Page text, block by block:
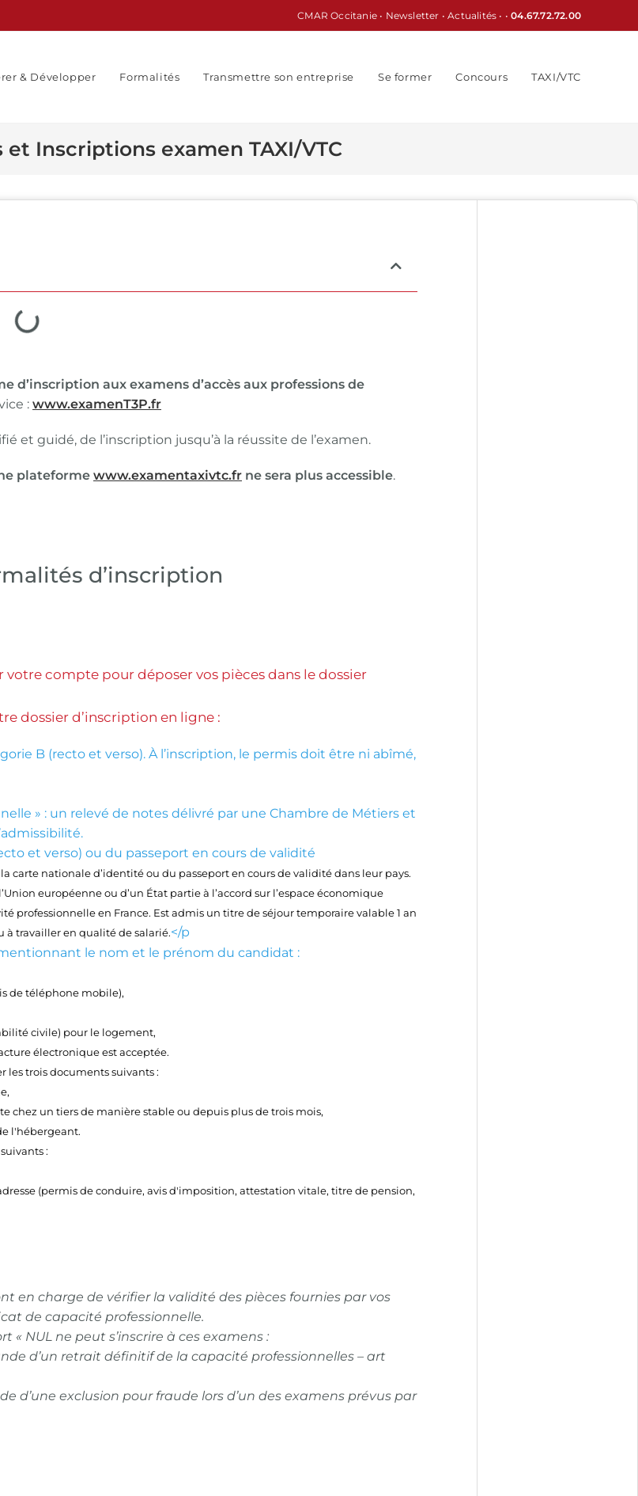
CMAR Occitanie• Newsletter •Actualités • •04.67.72.72.00
& Développer Formalités Transmettre son entreprise Se former Concours TAXI/VTC
Inscriptions examen TAXI/VTC
d’inscription aux examens d’accès aux professions de
: www.examenT3P.fr
et guidé, de l’inscription jusqu’à la réussite de l’examen.
plateforme www.examentaxivtc.fr ne sera plus accessible.
d’inscription
compte pour déposer vos pièces dans le dossier
dossier d’inscription en ligne :
B (recto et verso). À l’inscription, le permis doit être ni abîmé,
» : un relevé de notes délivré par une Chambre de Métiers et
et verso) ou du passeport en cours de validité
carte nationale d’identité ou du passeport en cours de validité dans leur pays.
européenne ou d’un État partie à l’accord sur l’espace économique
professionnelle en France. Est admis un titre de séjour temporaire valable 1 an
à travailler en qualité de salarié.</p
le nom et le prénom du candidat :
de téléphone mobile),
civile) pour le logement,
électronique est acceptée.
les trois documents suivants :
chez un tiers de manière stable ou depuis plus de trois mois,
l'hébergeant.
:
(permis de conduire, avis d'imposition, attestation vitale, titre de pension,
en charge de vérifier la validité des pièces fournies par vos
de capacité professionnelle.
« NUL ne peut s’inscrire à ces examens :
d’un retrait définitif de la capacité professionnelles – art
d’une exclusion pour fraude lors d’un des examens prévus par